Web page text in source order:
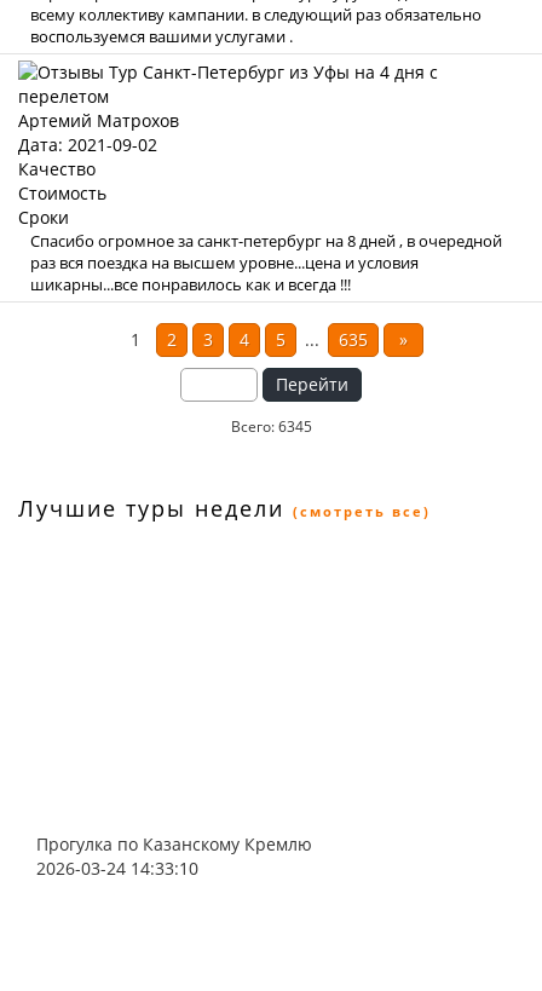
всему коллективу кампании. в следующий раз обязательно
воспользуемся вашими услугами .
Артемий Матрохов
Дата: 2021-09-02
Качество
Стоимость
Сроки
Спасибо огромное за санкт-петербург на 8 дней , в очередной
раз вся поездка на высшем уровне...цена и условия
шикарны...все понравилось как и всегда !!!
1 2 3 4 5 ... 635
»
Перейти
Всего: 6345
Лучшие туры недели (смотреть все)
Прогулка по Казанскому Кремлю
2026-03-24 14:33:10